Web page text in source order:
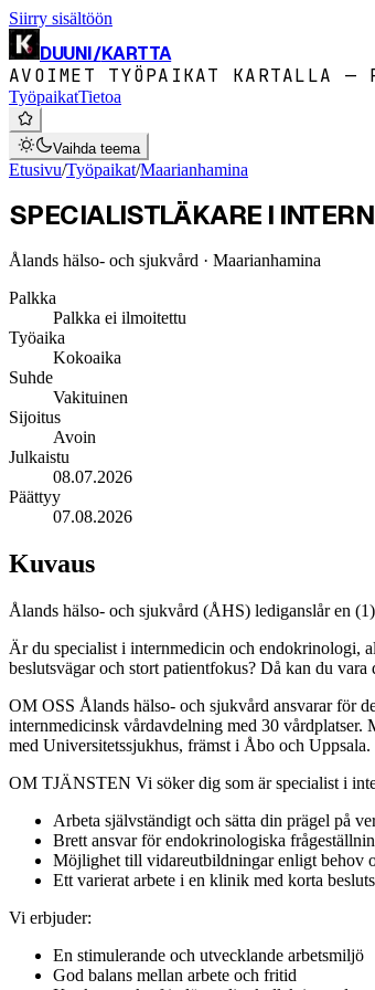
Siirry sisältöön
DUUNI/KARTTA
AVOIMET TYÖPAIKAT KARTALLA —
TyöpaikatTietoa
Vaihda teema
Etusivu/Työpaikat/Maarianhamina
SPECIALISTLÄKARE I
Ålands hälso- och sjukvård · Maarianhamina
Palkka
Palkka ei ilmoitettu
Työaika
Kokoaika
Suhde
Vakituinen
Sijoitus
Avoin
Julkaistu
08.07.2026
Päättyy
07.08.2026
Kuvaus
Ålands hälso- och sjukvård (ÅHS) lediganslår en
Är du specialist i internmedicin och endokrinologi,
beslutsvägar och stort patientfokus? Då kan du vara
OM OSS Ålands hälso- och sjukvård ansvarar för
internmedicinsk vårdavdelning med 30 vårdplatser.
med Universitetssjukhus, främst i Åbo och Uppsala.
OM TJÄNSTEN Vi söker dig som är specialist i
Arbeta självständigt och sätta din prägel på
Brett ansvar för endokrinologiska
Möjlighet till vidareutbildningar enligt behov
Ett varierat arbete i en klinik med korta
Vi erbjuder:
En stimulerande och utvecklande arbetsmiljö
God balans mellan arbete och fritid